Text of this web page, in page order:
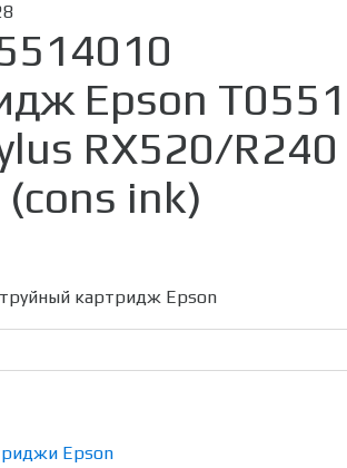
Epson T0551
RX520/R240
ink)
картридж Epson
Epson